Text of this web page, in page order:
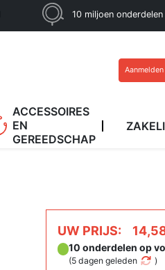
10 miljoen
ACCESSOIRES
EN
GEREEDSCHAP
UW PRIJS:
10 onderdelen op
(5 dagen geleden )